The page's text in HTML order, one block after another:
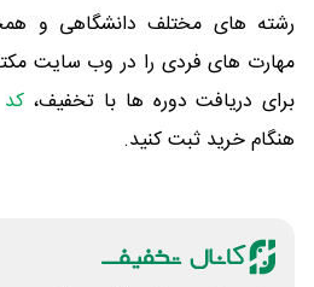
رشته های مختلف دانشگاهی و
مهارت های فردی را در وب سایت
برای دریافت دوره ها با تخفیف،
هنگام خرید ثبت کنید.